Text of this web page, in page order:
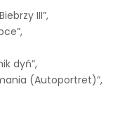
III”,
dyń”,
(Autoportret)”,